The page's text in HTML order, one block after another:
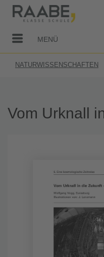
MENÜ
NATURWISSENSCHAFTEN
Vom Urknall